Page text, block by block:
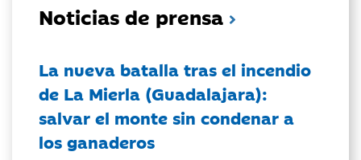
Noticias de prensa
La nueva batalla tras el incendio
de La Mierla (Guadalajara):
salvar el monte sin condenar a
los ganaderos